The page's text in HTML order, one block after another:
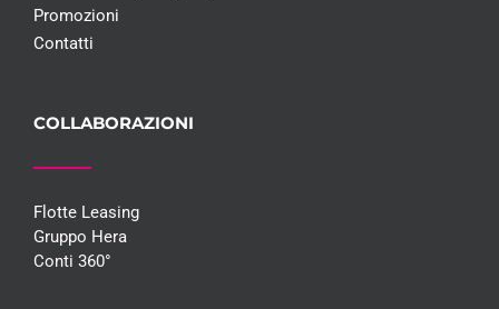
Promozioni
Contatti
COLLABORAZIONI
Flotte Leasing
Gruppo Hera
Conti 360°